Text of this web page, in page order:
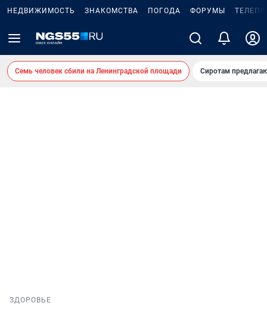
НЕДВИЖИМОСТЬ ЗНАКОМСТВА ПОГОДА ФОРУМЫ
Семь человек сбили на Ленинградской площади Сиротам
ЗДОРОВЬЕ